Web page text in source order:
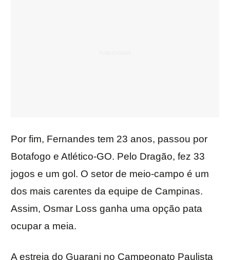
Por fim, Fernandes tem 23 anos, passou por
Botafogo e Atlético-GO. Pelo Dragão, fez 33
jogos e um gol. O setor de meio-campo é um
dos mais carentes da equipe de Campinas.
Assim, Osmar Loss ganha uma opção pata
ocupar a meia.
A estreia do Guarani no Campeonato Paulista